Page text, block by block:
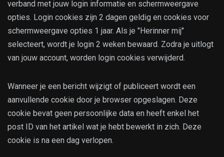
verband met jouw login informatie en schermweergave
opties. Login cookies zijn 2 dagen geldig en cookies voor
schermweergave opties 1 jaar. Als je "Herinner mij"
selecteert, wordt je login 2 weken bewaard. Zodra je uitlogt
van jouw account, worden login cookies verwijderd.
Wanneer je een bericht wijzigt of publiceert wordt een
aanvullende cookie door je browser opgeslagen. Deze
cookie bevat geen persoonlijke data en heeft enkel het
post ID van het artikel wat je hebt bewerkt in zich. Deze
cookie is na een dag verlopen.